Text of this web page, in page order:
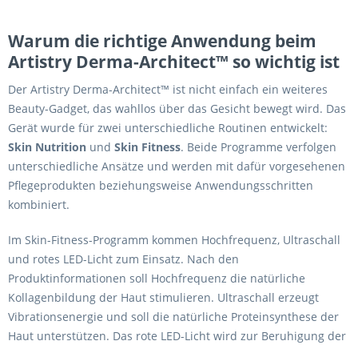
Warum die richtige Anwendung beim
Artistry Derma-Architect™ so wichtig ist
Der Artistry Derma-Architect™ ist nicht einfach ein weiteres
Beauty-Gadget, das wahllos über das Gesicht bewegt wird. Das
Gerät wurde für zwei unterschiedliche Routinen entwickelt:
Skin Nutrition und Skin Fitness. Beide Programme verfolgen
unterschiedliche Ansätze und werden mit dafür vorgesehenen
Pflegeprodukten beziehungsweise Anwendungsschritten
kombiniert.
Im Skin-Fitness-Programm kommen Hochfrequenz, Ultraschall
und rotes LED-Licht zum Einsatz. Nach den
Produktinformationen soll Hochfrequenz die natürliche
Kollagenbildung der Haut stimulieren. Ultraschall erzeugt
Vibrationsenergie und soll die natürliche Proteinsynthese der
Haut unterstützen. Das rote LED-Licht wird zur Beruhigung der